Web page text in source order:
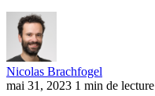
Nicolas Brachfogel
mai 31, 2023 1 min de lecture